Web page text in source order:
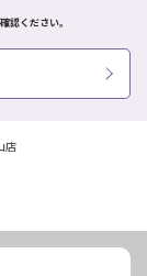
認ください。
店